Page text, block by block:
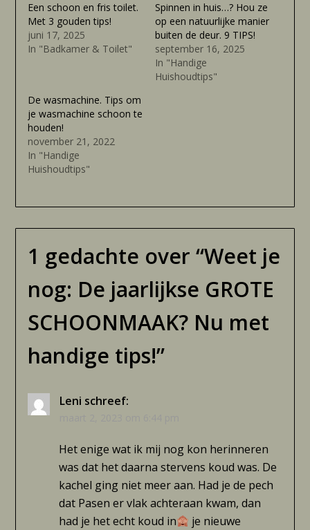
Een schoon en fris toilet.
Met 3 gouden tips!
juni 17, 2025
In "Badkamer & Toilet"
Spinnen in huis…? Hou ze
op een natuurlijke manier
buiten de deur. 9 TIPS!
september 16, 2025
In "Handige
Huishoudtips"
De wasmachine. Tips om
je wasmachine schoon te
houden!
november 21, 2022
In "Handige
Huishoudtips"
1 gedachte over “Weet je
nog: De jaarlijkse GROTE
SCHOONMAAK? Nu met
handige tips!”
Leni schreef:
Het enige wat ik mij nog kon herinneren
was dat het daarna stervens koud was. De
kachel ging niet meer aan. Had je de pech
dat Pasen er vlak achteraan kwam, dan
had je het echt koud in
je nieuwe